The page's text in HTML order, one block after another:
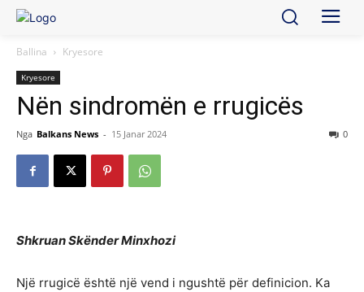
Ballina Kryesore
Kryesore
Nën sindromën e rrugicës
Nga Balkans News - 15 Janar 2024 0
Shkruan Skënder Minxhozi
Një rrugicë është një vend i ngushtë për definicion. Ka